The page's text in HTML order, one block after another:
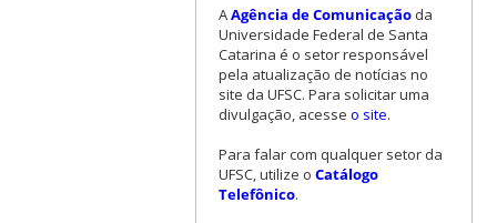
AAgência de Comunicaçãoda
Universidade Federal de Santa
Catarina é o setor responsável
pela atualização de notícias no
site da UFSC. Para solicitar uma
divulgação, acesse o site.
Para falar com qualquer setor da
UFSC, utilize o Catálogo
Telefônico.